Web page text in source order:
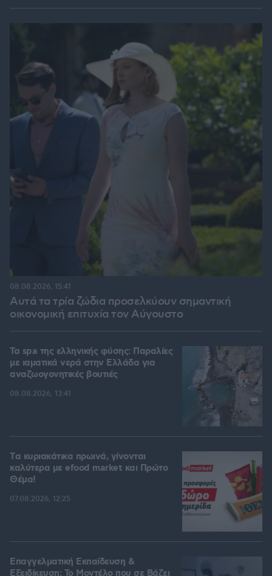
Αυτά τα τρία ζώδια προσελκύουν σημαντική
οικονομική επιτυχία τον Αύγουστο
08.08.2026, 15:41
Τα spa της ελληνικής φύσης: Παραλίες
με ιαματικά νερά στην Ελλάδα για
αναζωογονητικές βουτιές
08.08.2026, 13:41
Tα κυριακάτικα πρωινά, γίνονται
καλύτερα με efood market και Πρώτο
Θέμα!
07.08.2026, 12:25
Επαγγελματική Εκπαίδευση &